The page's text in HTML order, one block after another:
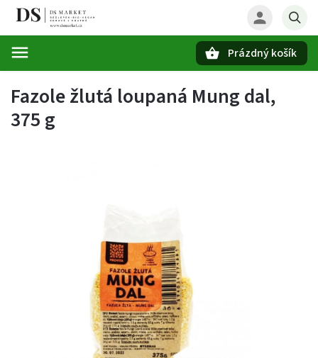
Prázdný košík
Fazole žlutá loupaná Mung dal,
375 g